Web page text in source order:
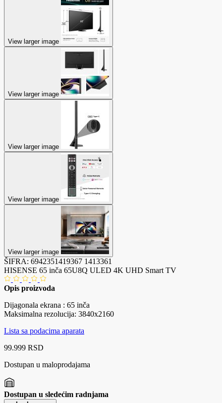
View larger image
View larger image
View larger image
View larger image
View larger image
ŠIFRA: 6942351419367 1413361
HISENSE 65 inča 65U8Q ULED 4K UHD Smart TV
Opis proizvoda
Dijagonala ekrana : 65 inča
Maksimalna rezolucija: 3840x2160
Lista sa podacima aparata
99.999 RSD
Dostupan u maloprodajama
Dostupan u sledećim radnjama